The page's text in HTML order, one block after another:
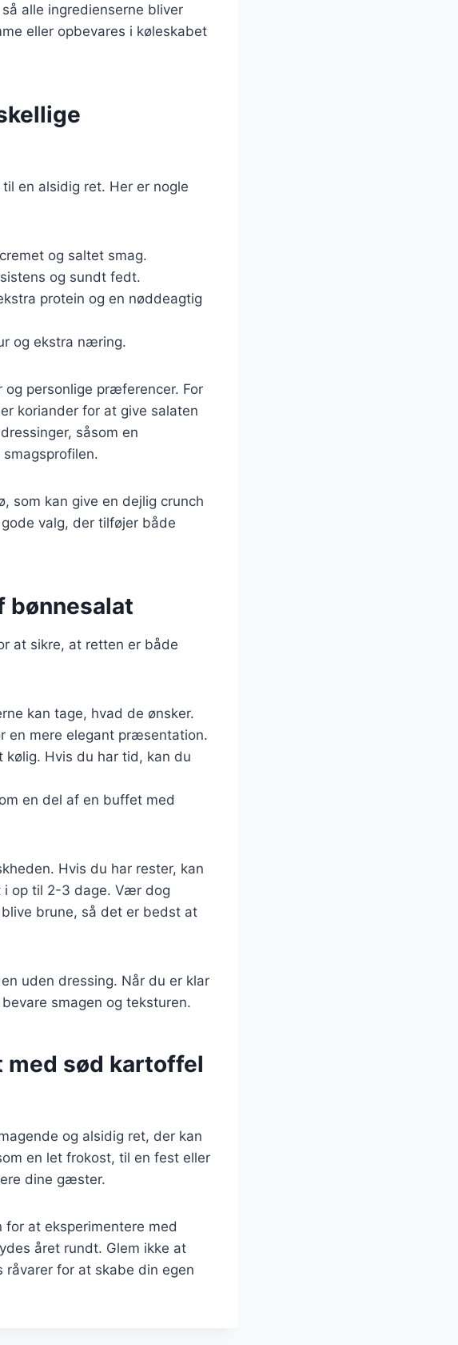
alle ingredienserne bliver
eller opbevares i køleskabet
en alsidig ret. Her er nogle
og saltet smag.
og sundt fedt.
protein og en nøddeagtig
og ekstra næring.
personlige præferencer. For
koriander for at give salaten
såsom en
som kan give en dejlig crunch
valg, der tilføjer både
bønnesalat
at sikre, at retten er både
kan tage, hvad de ønsker.
en mere elegant præsentation.
kølig. Hvis du har tid, kan du
en del af en buffet med
Hvis du har rester, kan
op til 2-3 dage. Vær dog
brune, så det er bedst at
uden dressing. Når du er klar
smagen og teksturen.
med sød kartoffel
og alsidig ret, der kan
en let frokost, til en fest eller
dine gæster.
at eksperimentere med
året rundt. Glem ikke at
for at skabe din egen